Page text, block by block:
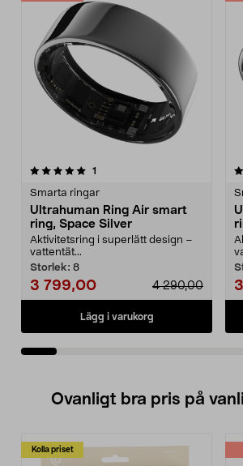
1
Smarta ringar
Ultrahuman Ring Air smart
ring, Space Silver
Aktivitetsring i superlätt design –
vattentät...
Storlek: 8
4 290,00
3 799,00
Lägg i varukorg
5.0av 5 stjärnor
Ovanligt bra pris på
Kolla priset